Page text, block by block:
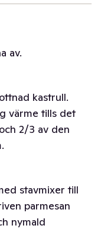
av.
kastrull.
värme tills det
2/3 av den
stavmixer till
parmesan
nymald